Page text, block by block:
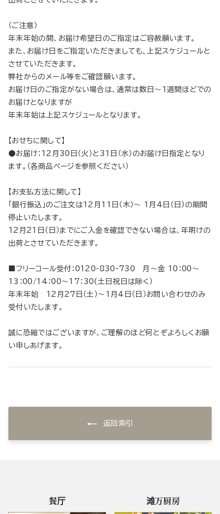
（ご注意）
年末年始の間、お届け希望日のご指定はご容赦願います。
また、お届け日をご指定いただきましても、上記スケジュールと
させていただきます。
弊社からのメール等をご確認願います。
お届け日のご指定がない場合は、通常は数日～1週間ほどでの
お届けとなりますが
年末年始は上記スケジュールとなります。
【おせちに関して】
●お届け：12月30日（火）と31日（水）のお届け日指定となり
ます。（各商品ページを参照ください）
【お支払方法に関して】
「銀行振込」のご注文は12月11日（木）～ 1月4日（日）の期間
停止いたします。
12月21日（日）までにご入金を確認できない場合は、年明けの
出荷とさせていただきます。
■フリーコール受付：0120-830-730 月～金 10：00～
13：00/14：00～17：30(土日祝日は除く）
年末年始 12月27日（土）～1月4日（日）お問い合わせのみ
受付いたします。
誠に恐縮ではございますが、ご理解のほど何とぞよろしくお願
い申しあげます。
返回索引
餐厅 滩万厨房